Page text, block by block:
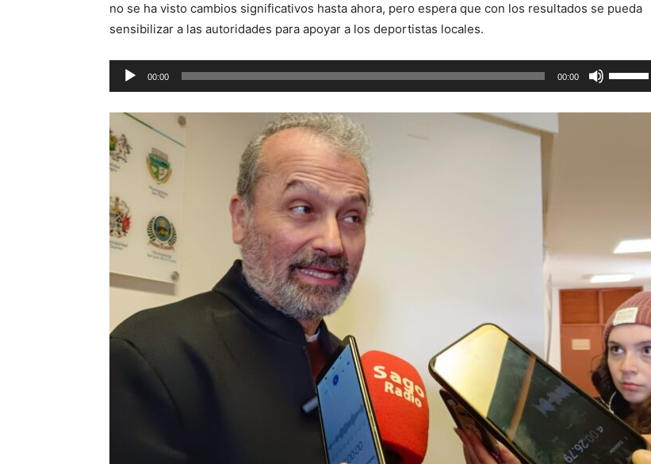
no se ha visto cambios significativos hasta ahora, pero espera que con los resultados se pueda
sensibilizar a las autoridades para apoyar a los deportistas locales.
Reproductor
de
audio
00:00 00:00
las
teclas
el